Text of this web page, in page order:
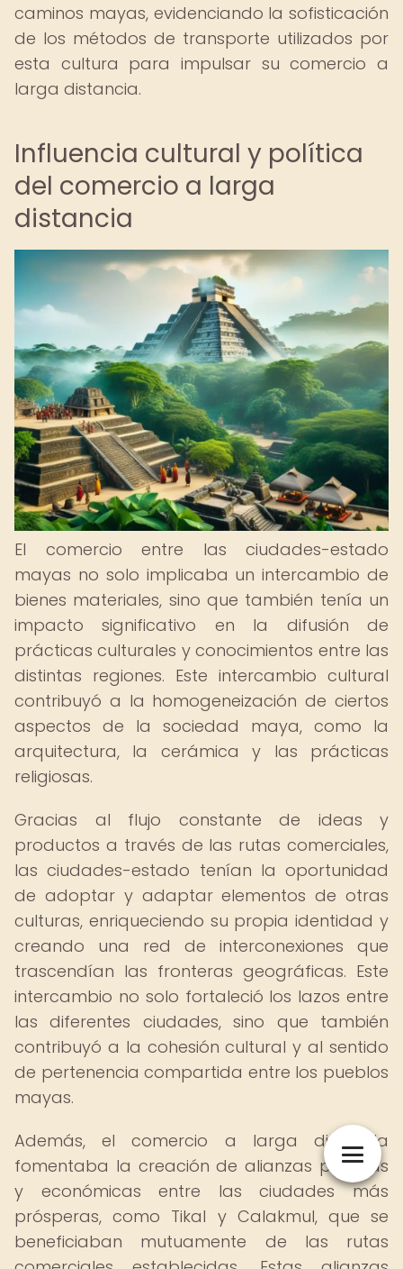
caminos mayas, evidenciando la sofisticación
de los métodos de transporte utilizados por
esta cultura para impulsar su comercio a
larga distancia.
Influencia cultural y política
del comercio a larga
distancia
El comercio entre las ciudades-estado
mayas no solo implicaba un intercambio de
bienes materiales, sino que también tenía un
impacto significativo en la difusión de
prácticas culturales y conocimientos entre las
distintas regiones. Este intercambio cultural
contribuyó a la homogeneización de ciertos
aspectos de la sociedad maya, como la
arquitectura, la cerámica y las prácticas
religiosas.
Gracias al flujo constante de ideas y
productos a través de las rutas comerciales,
las ciudades-estado tenían la oportunidad
de adoptar y adaptar elementos de otras
culturas, enriqueciendo su propia identidad y
creando una red de interconexiones que
trascendían las fronteras geográficas. Este
intercambio no solo fortaleció los lazos entre
las diferentes ciudades, sino que también
contribuyó a la cohesión cultural y al sentido
de pertenencia compartida entre los pueblos
mayas.
Además, el comercio a larga distancia
fomentaba la creación de alianzas políticas
y económicas entre las ciudades más
prósperas, como Tikal y Calakmul, que se
beneficiaban mutuamente de las rutas